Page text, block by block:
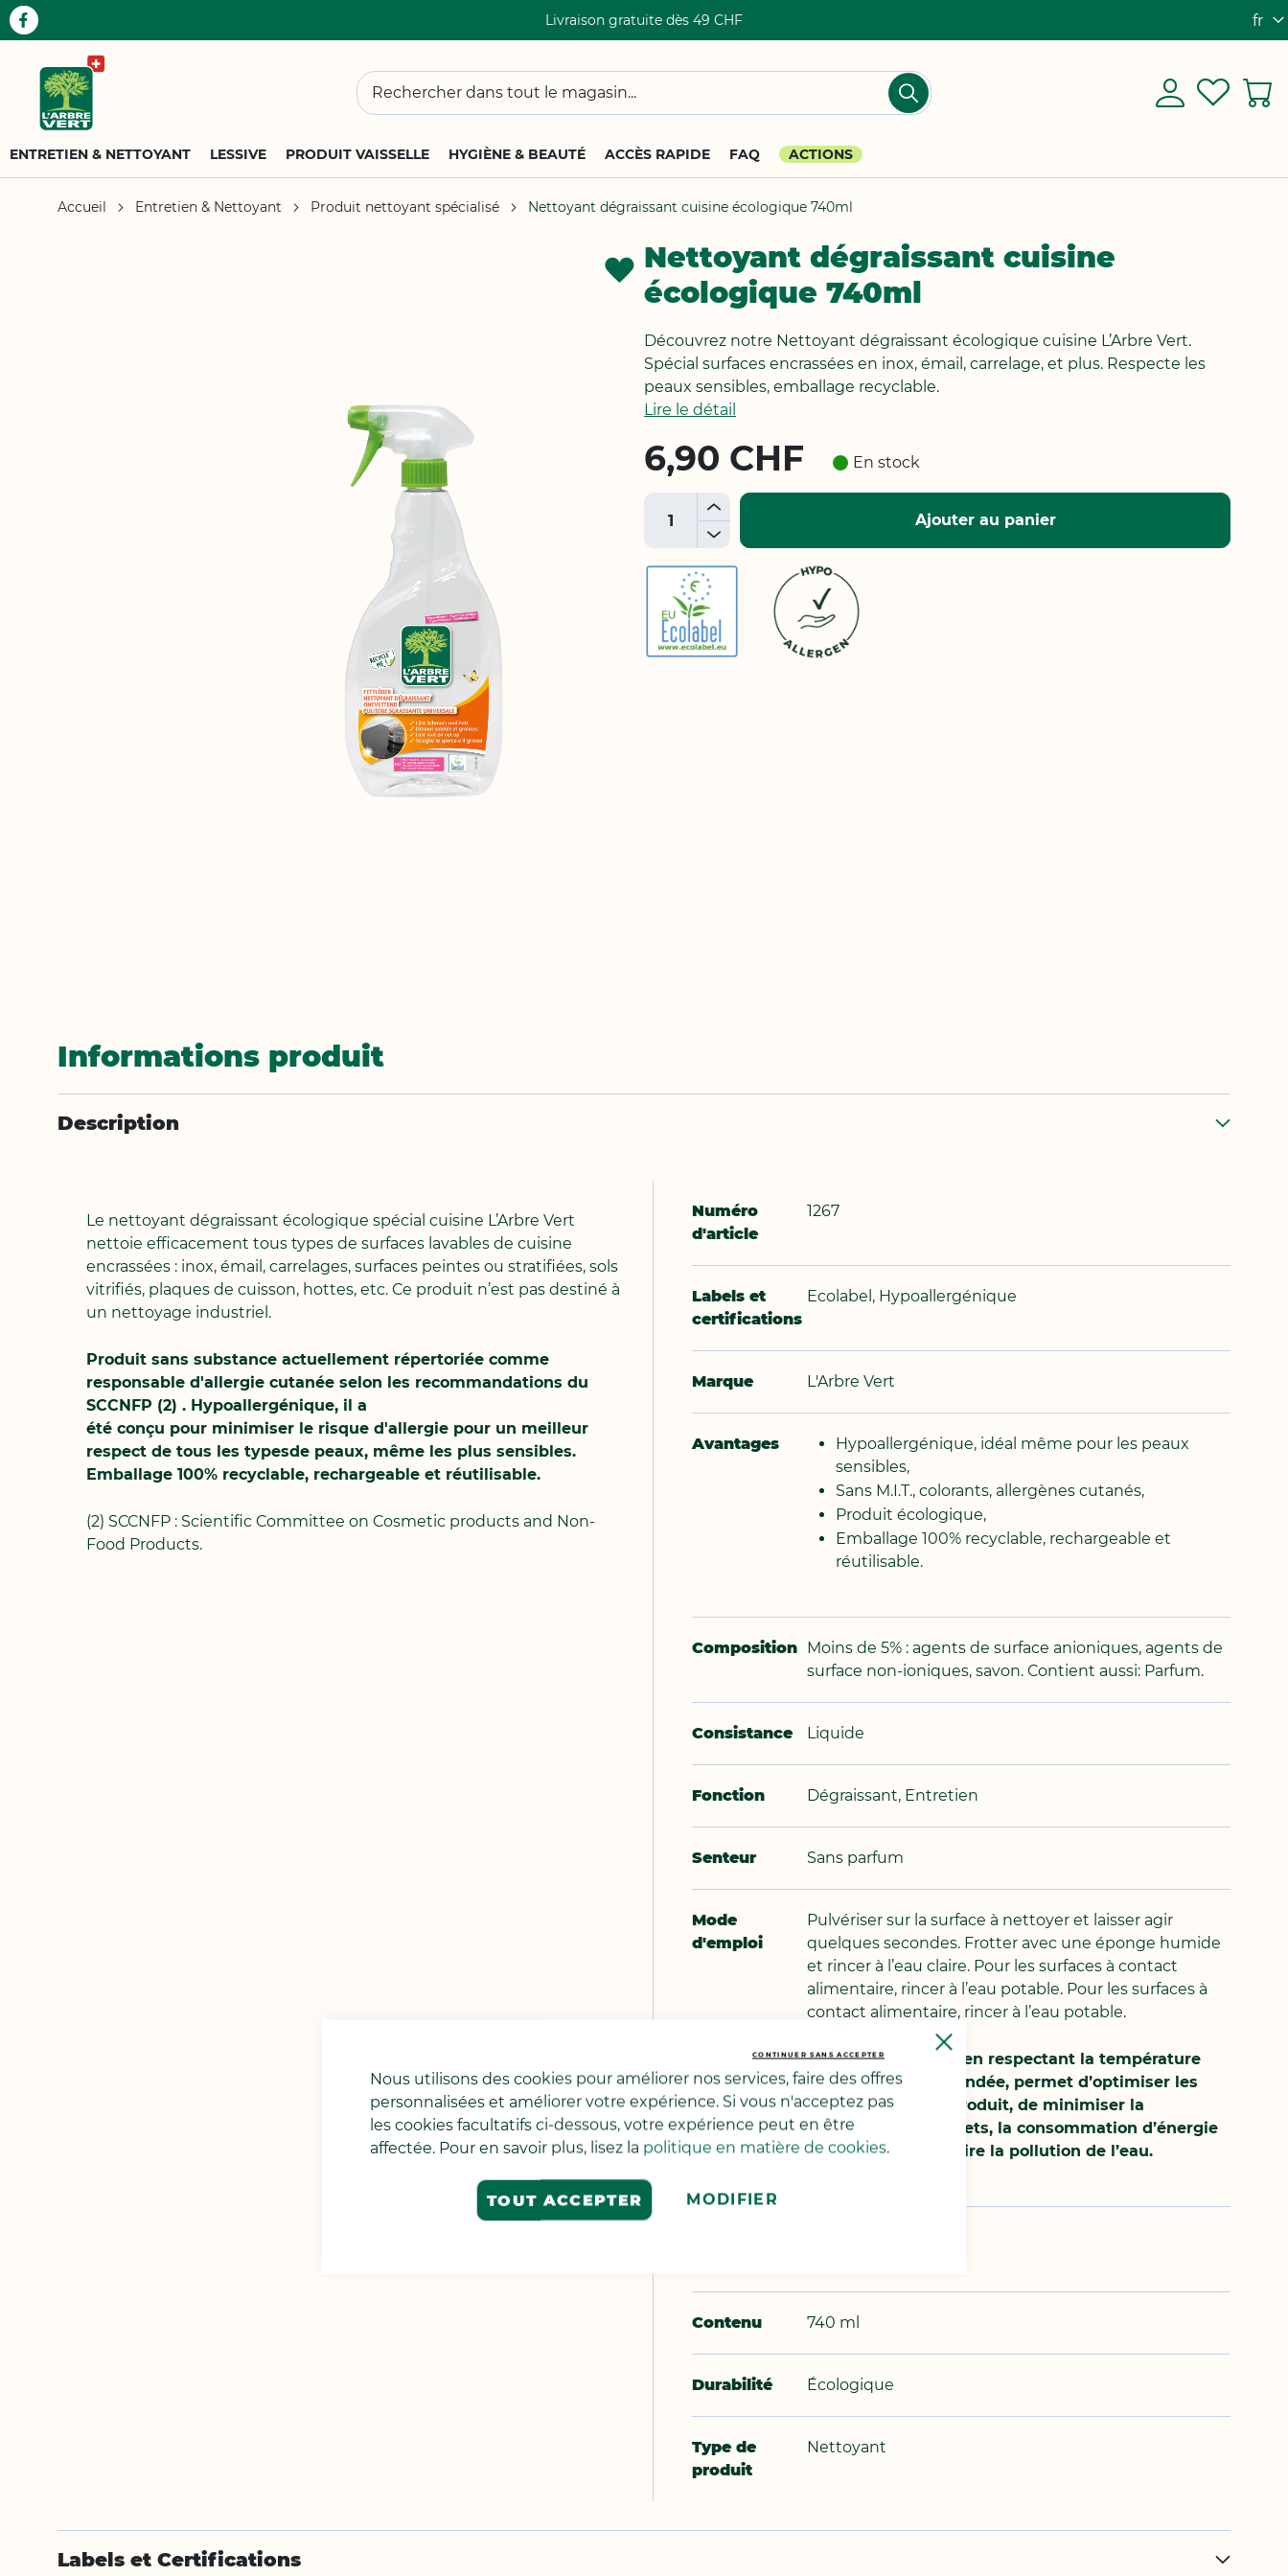
Bar
Nous utilisons des cookies pour améliorer nos services, faire des offres
personnalisées et améliorer votre expérience. Si vous n'acceptez pas
les cookies facultatifs ci-dessous, votre expérience peut en être
affectée. Pour en savoir plus, lisez la politique en matière de cookies.
TOUT ACCEPTER MODIFIER
CONTINUER SANS ACCEPTER
Livraison gratuite dès 49 CHF fr
Chercher
Chercher
Mon
compte
Log
My
ENTRETIEN & NETTOYANT LESSIVE PRODUIT VAISSELLE HYGIÈNE & BEAUTÉ ACCÈS RAPIDE FAQ ACTIONS
Accueil Entretien & Nettoyant Produit nettoyant spécialisé Nettoyant dégraissant cuisine écologique 740ml
AJOUTER
LA
D'ACHATS
de
la
Galerie
d’images
Nettoyant dégraissant cuisine
écologique 740ml
Découvrez notre Nettoyant dégraissant écologique cuisine L’Arbre Vert.
Spécial surfaces encrassées en inox, émail, carrelage, et plus. Respecte les
peaux sensibles, emballage recyclable.
Lire le détail
6,90 CHF En stock
+
-
Ajouter au panier
Informations produit
Description
Le nettoyant dégraissant écologique spécial cuisine L’Arbre Vert
nettoie efficacement tous types de surfaces lavables de cuisine
encrassées : inox, émail, carrelages, surfaces peintes ou stratifiées, sols
vitrifiés, plaques de cuisson, hottes, etc. Ce produit n’est pas destiné à
un nettoyage industriel.
Produit sans substance actuellement répertoriée comme
responsable d'allergie cutanée selon les recommandations du
SCCNFP (2) . Hypoallergénique, il a
été conçu pour minimiser le risque d'allergie pour un meilleur
respect de tous les typesde peaux, même les plus sensibles.
Emballage 100% recyclable, rechargeable et réutilisable.
(2) SCCNFP : Scientific Committee on Cosmetic products and Non-
Food Products.
d'infos
Numéro
d'article
1267
Labels et
certifications
Ecolabel, Hypoallergénique
Marque L'Arbre Vert
Avantages
Hypoallergénique, idéal même pour les peaux
sensibles,
Sans M.I.T., colorants, allergènes cutanés,
Produit écologique,
Emballage 100% recyclable, rechargeable et
réutilisable.
Composition Moins de 5% : agents de surface anioniques, agents de
surface non-ioniques, savon. Contient aussi: Parfum.
Consistance Liquide
Fonction Dégraissant, Entretien
Senteur Sans parfum
Mode
d'emploi
Pulvériser sur la surface à nettoyer et laisser agir
quelques secondes. Frotter avec une éponge humide
et rincer à l’eau claire. Pour les surfaces à contact
alimentaire, rincer à l’eau potable. Pour les surfaces à
contact alimentaire, rincer à l’eau potable.
Un dosage correct, en respectant la température
minimale recommandée, permet d’optimiser les
performances du produit, de minimiser la
production de déchets, la consommation d’énergie
et d’eau, et de réduire la pollution de l’eau.
Contenu 740 ml
Durabilité Écologique
Type de
produit
Nettoyant
Labels et Certifications